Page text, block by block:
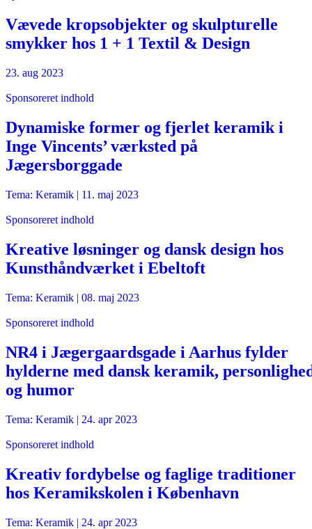
Vævede kropsobjekter og skulpturelle
smykker hos 1 + 1 Textil & Design
23. aug 2023
Sponsoreret indhold
Dynamiske former og fjerlet keramik i
Inge Vincents’ værksted på
Jægersborggade
Tema: Keramik | 11. maj 2023
Sponsoreret indhold
Kreative løsninger og dansk design hos
Kunsthåndværket i Ebeltoft
Tema: Keramik | 08. maj 2023
Sponsoreret indhold
NR4 i Jægergaardsgade i Aarhus fylder
hylderne med dansk keramik,
og humor
Tema: Keramik | 24. apr 2023
Sponsoreret indhold
Kreativ fordybelse og faglige traditioner
hos Keramikskolen i København
Tema: Keramik | 24. apr 2023